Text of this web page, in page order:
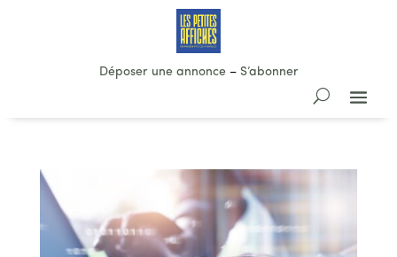
Déposer une annonce– S’abonner